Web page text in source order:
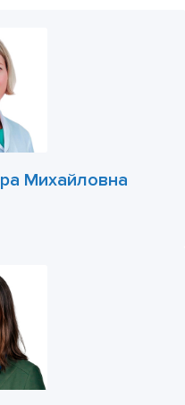
Михайловна